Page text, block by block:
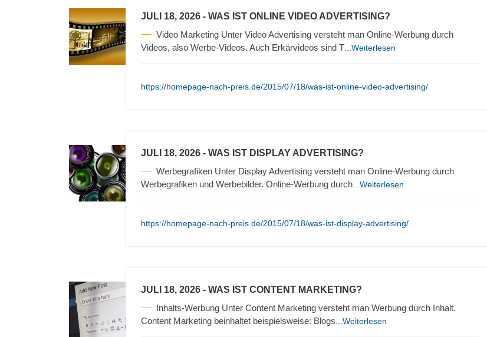
JULI 18, 2026 - WAS IST ONLINE VIDEO ADVERTISING?
Video Marketing Unter Video Advertising versteht man Online-Werbung durch
Videos, also Werbe-Videos. Auch Erkärvideos sind T ...Weiterlesen
https://homepage-nach-preis.de/2015/07/18/was-ist-online-video-advertising/
JULI 18, 2026 - WAS IST DISPLAY ADVERTISING?
Werbegrafiken Unter Display Advertising versteht man Online-Werbung durch
Werbegrafiken und Werbebilder. Online-Werbung durch ...Weiterlesen
https://homepage-nach-preis.de/2015/07/18/was-ist-display-advertising/
JULI 18, 2026 - WAS IST CONTENT MARKETING?
Inhalts-Werbung Unter Content Marketing versteht man Werbung durch Inhalt.
Content Marketing beinhaltet beispielsweise: Blogs ...Weiterlesen